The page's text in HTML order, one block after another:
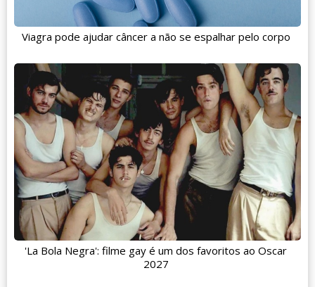
Viagra pode ajudar câncer a não se espalhar pelo corpo
'La Bola Negra': filme gay é um dos favoritos ao Oscar
2027